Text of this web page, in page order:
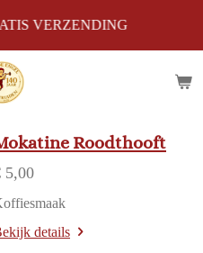
VERZENDING
Roodthooft
5,00
details